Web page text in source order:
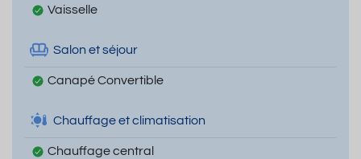
Vaisselle
Salon et séjour
Canapé Convertible
Chauffage et climatisation
Chauffage central